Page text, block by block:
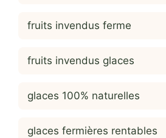
fruits invendus ferme
fruits invendus glaces
glaces 100% naturelles
glaces fermières rentables